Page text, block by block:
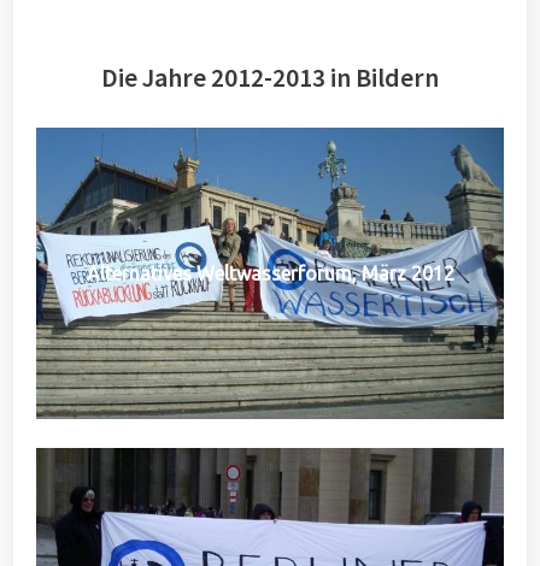
Die Jahre 2012-2013 in Bildern
Alternatives Weltwasserforum, März 2012